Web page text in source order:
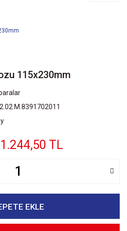
115x230mm
1.244,50 TL
EKLE